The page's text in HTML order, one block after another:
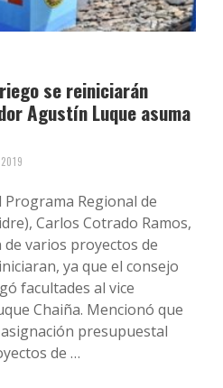
se reiniciarán
Agustín Luque asuma
Regional de
Carlos Cotrado Ramos,
varios proyectos de
ya que el consejo
facultades al vice
Chaiña. Mencionó que
presupuestal
de …